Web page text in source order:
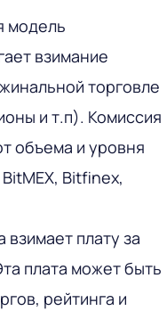
модель
взимание
торговле
и т.п). Комиссия
объема и уровня
Bitfinex,
плату за
плата может быть
рейтинга и